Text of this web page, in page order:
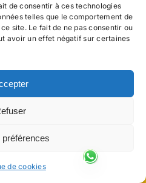
de consentir à ces technologies
telles que le comportement de
site. Le fait de ne pas consentir ou
avoir un effet négatif sur certaines
préférences
de cookies
et Controverse dans
– cliquezici
fusionnant corps et
holistique profonde.
Ère en Médecine
– cliquez